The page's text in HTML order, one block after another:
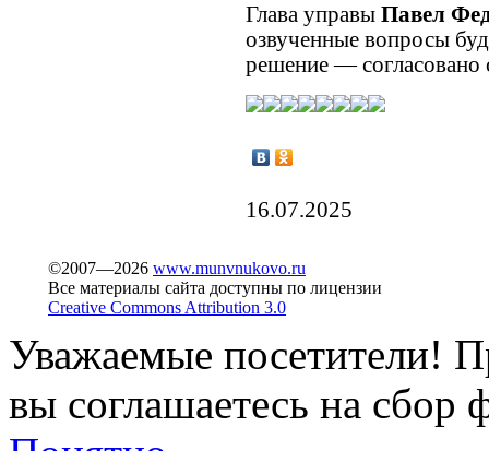
Глава управы Павел
озвученные вопросы
решение — согласовано
16.07.2025
©2007—2026 www.munvnukovo.ru
Все материалы сайта доступны по лицензии
Creative Commons Attribution 3.0
Уважаемые посетители!
вы соглашаетесь на сбор